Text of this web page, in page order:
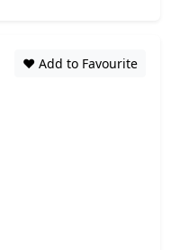
❤️ Add to Favourite